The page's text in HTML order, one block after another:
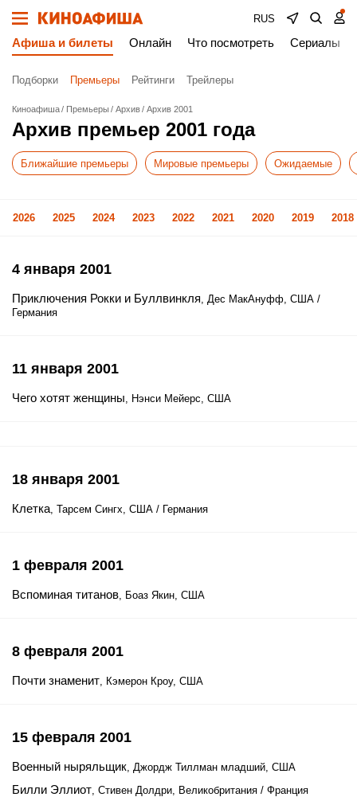
RUS
Афиша и билеты Онлайн Что посмотреть Сериалы
Подборки Премьеры Рейтинги Трейлеры
Киноафиша Премьеры Архив Архив 2001
Архив премьер 2001 года
Ближайшие премьеры Мировые премьеры Ожидаемые
2026 2025 2024 2023 2022 2021 2020 2019 2018
4 января 2001
Приключения Рокки и Буллвинкля, Дес МакАнуфф, США /
Германия
11 января 2001
Чего хотят женщины, Нэнси Мейерс, США
18 января 2001
Клетка, Тарсем Сингх, США / Германия
1 февраля 2001
Вспоминая титанов, Боаз Якин, США
8 февраля 2001
Почти знаменит, Кэмерон Кроу, США
15 февраля 2001
Военный ныряльщик, Джордж Тиллман младший, США
Билли Эллиот, Стивен Долдри, Великобритания / Франция